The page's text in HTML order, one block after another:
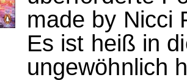
made by Nicci
Es ist heiß in
ungewöhnlich